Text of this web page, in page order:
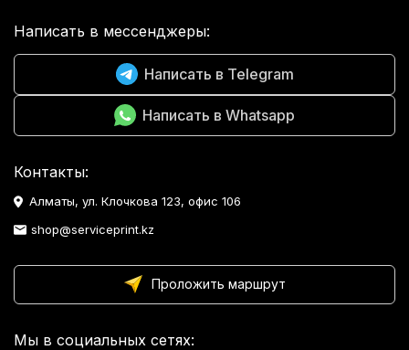
Написать в мессенджеры:
Написать в Telegram
Написать в Whatsapp
Контакты:
Алматы, ул. Клочкова 123, офис 106
shop@serviceprint.kz
Проложить маршрут
Мы в социальных сетях: